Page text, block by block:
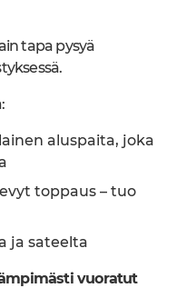
tapa pysyä
aluspaita, joka
toppaus – tuo
ja sateelta
vuoratut